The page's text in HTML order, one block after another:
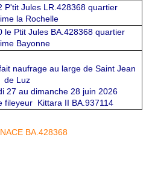
P'tit Jules LR.428368 quartier
la Rochelle
le Ptit Jules BA.428368 quartier
Bayonne
naufrage au large de Saint Jean
de Luz
27 au dimanche 28 juin 2026
fileyeur Kittara II BA.937114